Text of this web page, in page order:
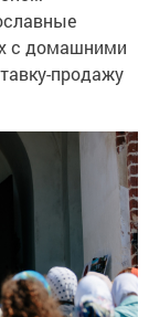
с домашними
продажу